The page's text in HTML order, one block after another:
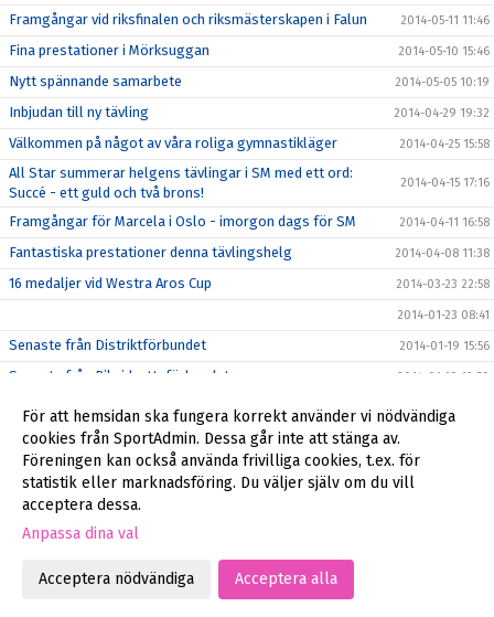
Framgångar vid riksfinalen och riksmästerskapen i Falun 2014-05-11 11:46
Fina prestationer i Mörksuggan 2014-05-10 15:46
Nytt spännande samarbete 2014-05-05 10:19
Inbjudan till ny tävling 2014-04-29 19:32
Välkommen på något av våra roliga gymnastikläger 2014-04-25 15:58
All Star summerar helgens tävlingar i SM med ett ord:
Succé - ett guld och två brons!
2014-04-15 17:16
Framgångar för Marcela i Oslo - imorgon dags för SM 2014-04-11 16:58
Fantastiska prestationer denna tävlingshelg 2014-04-08 11:38
16 medaljer vid Westra Aros Cup 2014-03-23 22:58
2014-01-23 08:41
Senaste från Distriktförbundet 2014-01-19 15:56
Senaste från Riksidrottsförbundet 2014-01-19 12:50
Anmälan för stödmedlem eller nya medlemmar 2014-01-18 21:31
Godkännande för publicering av bilder på ert barn 2014-01-16 20:03
Äntligen igång 2014-01-16 17:26
Gå till Webbversion
För att hemsidan ska fungera korrekt använder vi nödvändiga
cookies från SportAdmin. Dessa går inte att stänga av.
Föreningen kan också använda frivilliga cookies, t.ex. för
statistik eller marknadsföring. Du väljer själv om du vill
acceptera dessa.
Anpassa dina val
Acceptera nödvändiga Acceptera alla